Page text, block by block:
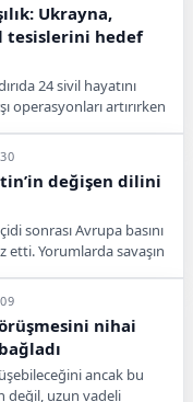
Ukrayna,
tesislerini hedef
24 sivil hayatını
operasyonları artırırken
değişen dilini
sonrası Avrupa basını
etti. Yorumlarda savaşın
nihai
ancak bu
değil, uzun vadeli